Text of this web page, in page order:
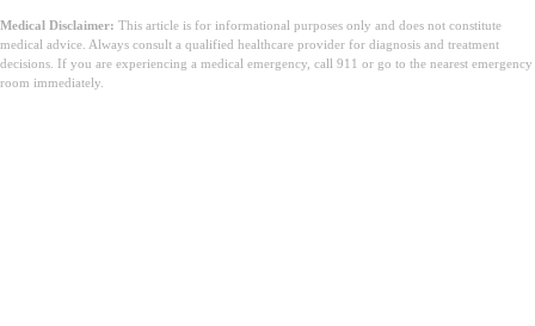
Medical Disclaimer: This article is for informational purposes only and does not constitute
medical advice. Always consult a qualified healthcare provider for diagnosis and treatment
decisions. If you are experiencing a medical emergency, call 911 or go to the nearest emergency
room immediately.